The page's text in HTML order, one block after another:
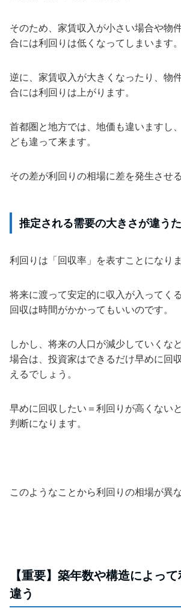
そのため、家賃収入が小さい場合や物
合には利回りは低くなってしまいます。
逆に、家賃収入が大きくなったり、物
合には利回りは上がります。
首都圏と地方では、地価も違いますし
ども違って来ます。
その差が利回りの相場に差を発生させる
推定される需要の大きさが違う
利回りは「回収率」を表すことになりま
将来に渡って安定的に収入が入ってく
回収は時間がかかってもいいのです。
しかし、将来の人口が減少していくな
場合は、投資家はできるだけ早めに回
えるでしょう。
早めに回収したい＝利回りが高くない
判断になります。
このようなことから利回りの相場が異
【重要】築年数や構造によっ
違う